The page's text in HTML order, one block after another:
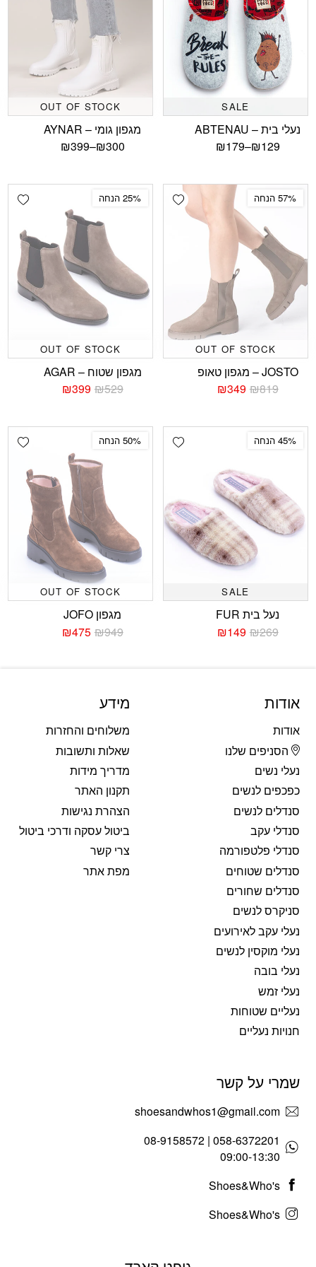
SALE
נעלי בית – ABTENAU
₪129
–
₪179
OUT OF STOCK
מגפון גומי – AYNAR
₪300
–
₪399
Add wishlist 57% הנחה
OUT OF STOCK
JOSTO – מגפון טאופ
₪819
המחיר
₪349המחיר
25% הנחה
OUT OF STOCK
מגפון שטוח – AGAR
₪529
המחיר
₪399המחיר
Add wishlist 45% הנחה
SALE
נעל בית FUR
₪269
המחיר
₪149 המחיר
50% הנחה
OUT OF STOCK
מגפון JOFO
₪949
המחיר
₪475המחיר
אודות
אודות
הסניפים שלנו
נעלי נשים
כפכפים לנשים
סנדלים לנשים
סנדלי עקב
סנדלי פלטפורמה
סנדלים שטוחים
סנדלים שחורים
סניקרס לנשים
נעלי עקב לאירועים
נעלי מוקסין לנשים
נעלי בובה
נעלי זמש
נעליים שטוחות
חנויות נעליים
מידע
משלוחים והחזרות
שאלות ותשובות
מדריך מידות
תקנון האתר
הצהרת נגישות
ביטול עסקה ודרכי ביטול
צרי קשר
מפת אתר
שמרי על קשר
shoesandwhos1@gmail.com
058-6372201 | 08-9158572
09:00-13:30
Shoes&Who's
Shoes&Who's